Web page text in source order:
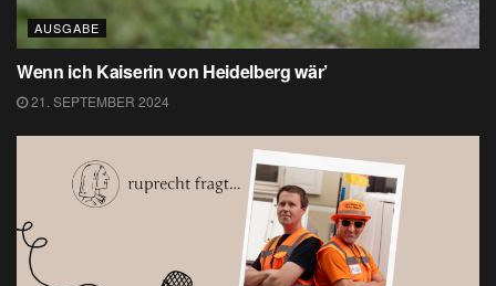
AUSGABE
Wenn ich Kaiserin von Heidelberg wär’
21. SEPTEMBER 2024